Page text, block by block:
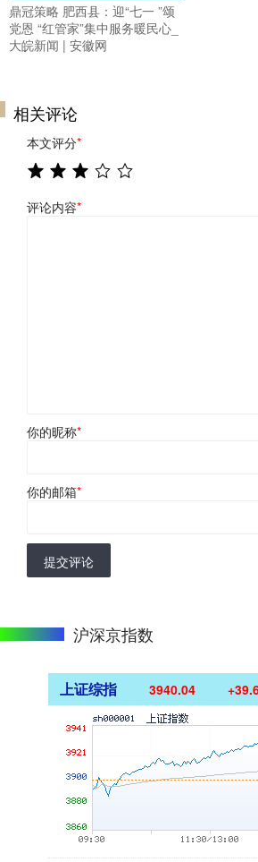
鼎冠策略 肥西县：迎“七一 ”颂
党恩 “红管家”集中服务暖民心_
大皖新闻 | 安徽网
相关评论
本文评分*
评论内容*
你的昵称*
你的邮箱*
提交评论
沪深京指数
上证综指 3940.04